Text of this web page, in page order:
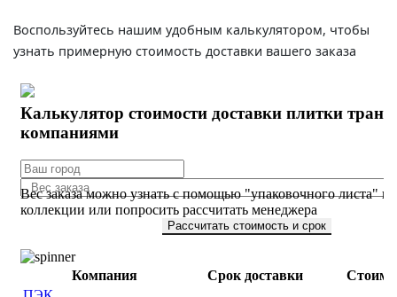
Воспользуйтесь нашим удобным калькулятором, чтобы
узнать примерную стоимость доставки вашего заказа